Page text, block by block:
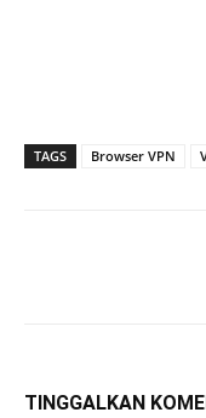
TAGS Browser VPN
TINGGALKAN